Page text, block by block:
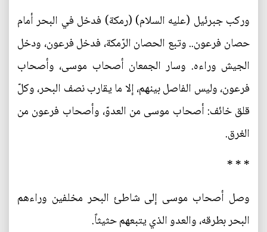
وركب جبرئيل (عليه السلام) (رمكة) فدخل في البحر أمام
حصان فرعون.. وتبع الحصان الرّمكة، فدخل فرعون، ودخل
الجيش وراءه. وسار الجمعان أصحاب موسى، وأصحاب
فرعون، وليس الفاصل بينهم، إلا ما يقارب نصف البحر، وكلّ
قلق خائف: أصحاب موسى من العدوّ، وأصحاب فرعون من
الغرق.
* * *
وصل أصحاب موسى إلى شاطئ البحر مخلفين وراءهم
البحر بطرقه، والعدو الذي يتبعهم حثيثاً.